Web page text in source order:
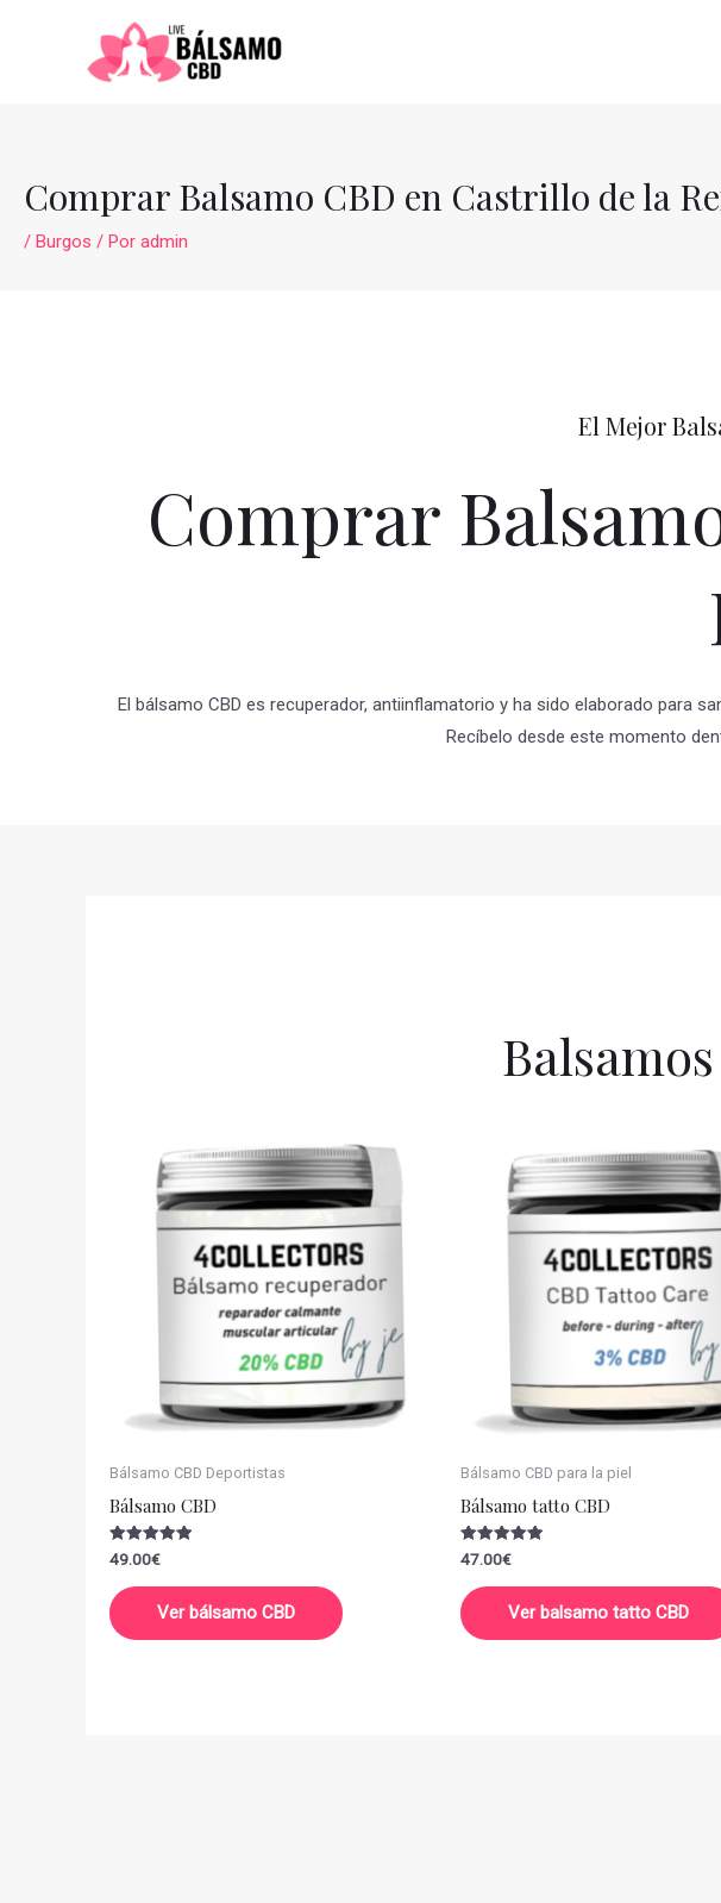
Comprar Balsamo CBD en Castrillo de la
/ Burgos / Por admin
El Mejor
Comprar
El bálsamo CBD es recuperador, antiinflamatorio y ha sido elaborado para
Recíbelo desde este momento
Bálsamo CBD Deportistas
Bálsamo CBD
Valorado
con
5.00
de 5
49.00€
Ver bálsamo CBD
Bálsamo CBD para la piel
Bálsamo tatto CBD
Valorado
con
5.00
de 5
47.00€
Ver balsamo tatto CBD